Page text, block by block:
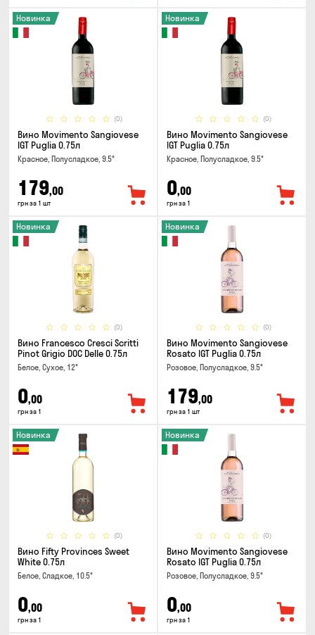
(0)
Новинка
Вино Movimento Sangiovese
IGT Puglia 0.75л
Красное, Полусладкое, 9.5°
179,00
грн за 1 шт
(0)
Новинка
Вино Movimento Sangiovese
IGT Puglia 0.75л
Красное, Полусладкое, 9.5°
0,00
грн за 1
(0)
Новинка
Вино Francesco Cresci Scritti
Pinot Grigio DOC Delle 0.75л
Белое, Сухое, 12°
0,00
грн за 1
(0)
Новинка
Вино Movimento Sangiovese
Rosato IGT Puglia 0.75л
Розовое, Полусладкое, 9.5°
179,00
грн за 1 шт
(0)
Новинка
Вино Fifty Provinces Sweet
White 0.75л
Белое, Сладкое, 10.5°
0,00
грн за 1
(0)
Новинка
Вино Movimento Sangiovese
Rosato IGT Puglia 0.75л
Розовое, Полусладкое, 9.5°
0,00
грн за 1